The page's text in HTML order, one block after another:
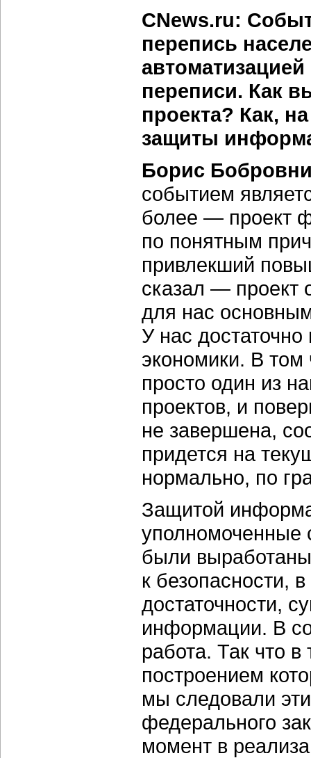
CNews.ru:
перепись
переписи. Как
проекта? Как,
защиты
Борис
событием
более — проект
по понятным
привлекший
сказал — проект
для нас
У нас
экономики. В
просто один из
проектов, и
не завершена,
придется на
нормально, по
Защитой
были
к безопасности,
достаточности,
информации. В
работа. Так что в
построением
мы следовали
федерального
момент в